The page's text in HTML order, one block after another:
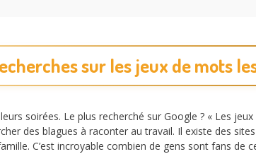
sur les jeux de mots
soirées. Le plus recherché sur Google ? « Les
des blagues à raconter au travail. Il existe des
C’est incroyable combien de gens sont fans de